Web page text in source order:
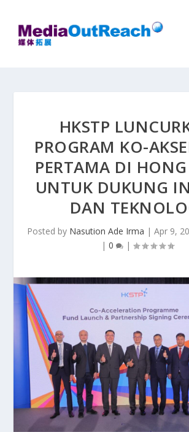
HKSTP
PROGRAM KO-
PERTAMA DI
UNTUK DUKUNG
DAN
Posted by Nasution Ade Irma | Apr 9,
| 0 |